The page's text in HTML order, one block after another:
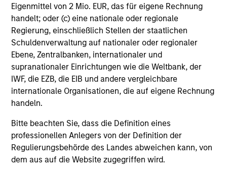
Eigenmittel von 2 Mio. EUR, das für eigene Rechnung
handelt; oder (c) eine nationale oder regionale
Regierung, einschließlich Stellen der staatlichen
Schuldenverwaltung auf nationaler oder regionaler
Ebene, Zentralbanken, internationaler und
supranationaler Einrichtungen wie die Weltbank, der
IWF, die EZB, die EIB und andere vergleichbare
internationale Organisationen, die auf eigene Rechnung
handeln.
Bitte beachten Sie, dass die Definition eines
professionellen Anlegers von der Definition der
Regulierungsbehörde des Landes abweichen kann, von
dem aus auf die Website zugegriffen wird.
Aktive
Eigentümerschaft
Unser Bottom-up-Ansatz zeichnet sich durch
das direkte und regelmäßige Mitwirken in
Unternehmen durch unsere Portfoliomanager
aus. Aufgrund unserer Größe und unserer
Einstellung zu langfristigen Positionen haben wir
einen ausgezeichneten Zugang zu